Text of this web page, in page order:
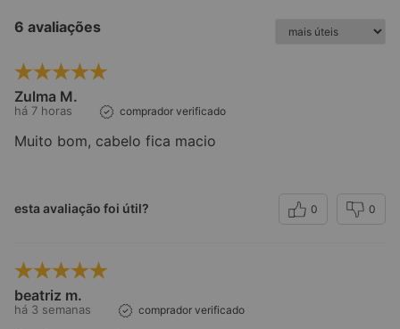
6 avaliações
Zulma M.
há 7 horas comprador verificado
Muito bom, cabelo fica macio
esta avaliação foi útil? 0 0
beatriz m.
há 3 semanas comprador verificado